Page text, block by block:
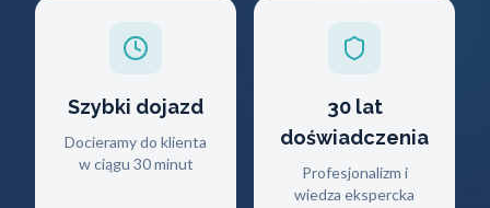
Szybki dojazd
Docieramy do klienta
w ciągu 30 minut
30 lat
doświadczenia
Profesjonalizm i
wiedza ekspercka